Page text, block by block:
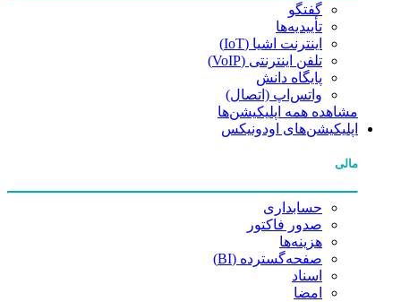
گفتگو
تأییدیه‌ها
اینترنت اشیا (IoT)
تلفن اینترنتی (VoIP)
پایگاه دانش
واتس‌اپ (اتصال)
مشاهده همه اپلیکیشن‌ها
اپلیکیشن‌های اودونیکس
مالی
حسابداری
صدور فاکتور
هزینه‌ها
صفحه‌گسترده (BI)
اسناد
امضا